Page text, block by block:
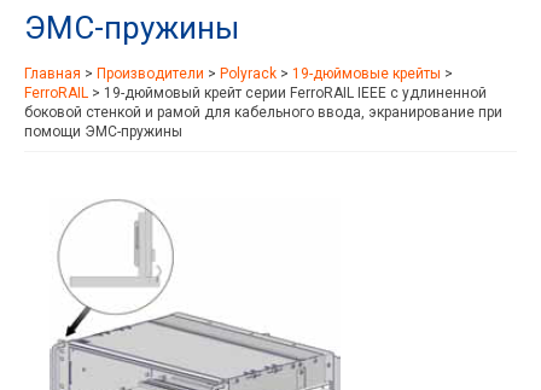
ЭМС-пружины
Главная > Производители > Polyrack > 19-дюймовые крейты >
FerroRAIL > 19-дюймовый крейт серии FerroRAIL IEEE с удлиненной
боковой стенкой и рамой для кабельного ввода, экранирование при
помощи ЭМС-пружины